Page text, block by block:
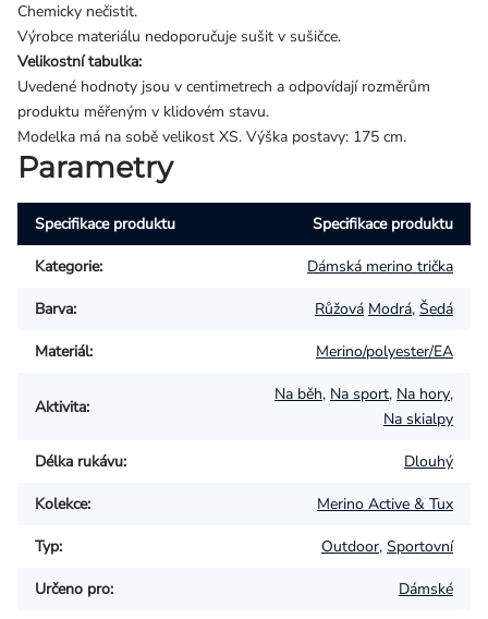
Chemicky nečistit.
Výrobce materiálu nedoporučuje sušit v sušičce.
Velikostní tabulka:
Uvedené hodnoty jsou v centimetrech a odpovídají rozměrům
produktu měřeným v klidovém stavu.
Modelka má na sobě velikost XS. Výška postavy: 175 cm.
Parametry
Specifikace produktu Specifikace produktu
Kategorie: Dámská merino trička
Barva: Růžová Modrá, Šedá
Materiál: Merino/polyester/EA
Aktivita:
Na běh, Na sport, Na hory,
Na skialpy
Délka rukávu: Dlouhý
Kolekce: Merino Active & Tux
Typ: Outdoor, Sportovní
Určeno pro: Dámské